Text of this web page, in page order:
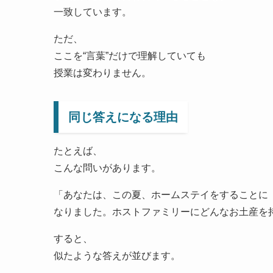
一致しています。
ただ、
ここを“言葉”だけで理解していても
授業は変わりません。
同じ答えになる理由
たとえば、
こんな問いがあります。
「あなたは、この夏、ホームステイをすることに
なりました。ホストファミリーにどんなお土産を
すると、
似たような答えが並びます。